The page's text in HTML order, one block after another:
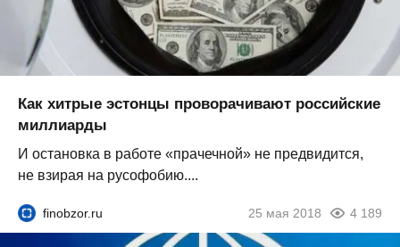
Как хитрые эстонцы проворачивают российские
миллиарды
И остановка в работе «прачечной» не предвидится,
не взирая на русофобию....
finobzor.ru 25 мая 2018 4 189